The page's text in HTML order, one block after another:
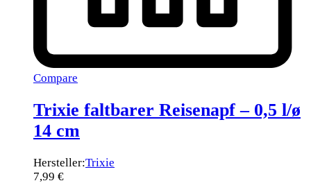
Compare
Trixie faltbarer Reisenapf – 0,5 l/ø
14 cm
Hersteller:Trixie
7,99 €